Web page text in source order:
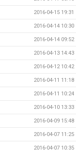
2016-04-15 19:31
2016-04-14 10:30
2016-04-14 09:52
2016-04-13 14:43
2016-04-12 10:42
2016-04-11 11:18
2016-04-11 10:24
2016-04-10 13:33
2016-04-09 15:48
2016-04-07 11:25
2016-04-07 10:35